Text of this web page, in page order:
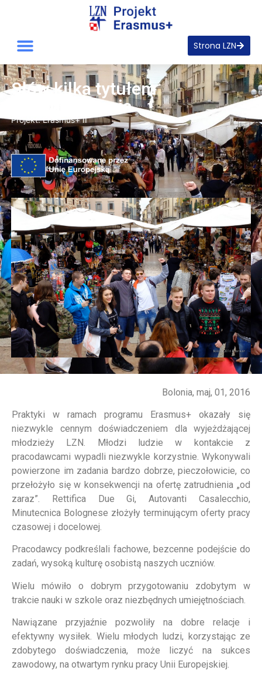
Strona LZN
Słów kilka tytułem
podsumowania
Projekt:Erasmus+ II
Bolonia, maj, 01, 2016
Praktyki w ramach programu Erasmus+ okazały się
niezwykle cen­nym doświadczeniem dla wyjeżdżającej
młodzieży LZN. Młodzi ludzie w kontak­cie z
pracodawcami wypadli niezwykle korzystnie. Wykonywali
powierzone im zadania bardzo dobrze, pieczołowicie, co
przełożyło się w konsekwencji na ofertę zatrudnienia „od
zaraz”. Rettifica Due Gi, Autovanti Casalecchio,
Minutecnica Bolo­gnese złożyły terminującym oferty pracy
czasowej i docelowej.
Pracodawcy podkreślali fachowe, bezcenne podejście do
zadań, wysoką kulturę osobistą naszych uczniów.
Wielu mówiło o dobrym przygotowaniu zdobytym w
trakcie nauki w szkole oraz niezbędnych umiejętnościach.
Nawiązane przyjaźnie pozwoli­ły na dobre relacje i
efektywny wysiłek. Wielu młodych ludzi, korzystając ze
zdo­bytego doświadczenia, może liczyć na sukces
zawodowy, na otwartym rynku pracy Unii Europejskiej.